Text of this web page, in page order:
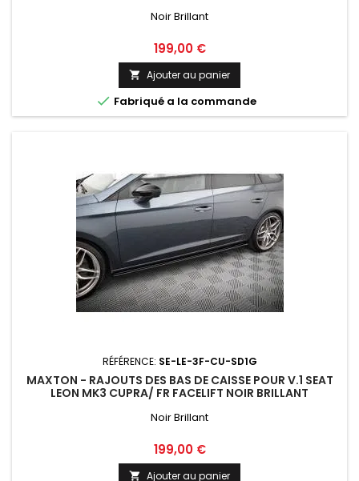
Noir Brillant
Prix
199,00 €
 Ajouter au panier
 Fabriqué a la commande
RÉFÉRENCE: SE-LE-3F-CU-SD1G
MAXTON - RAJOUTS DES BAS DE CAISSE POUR V.1 SEAT
LEON MK3 CUPRA/ FR FACELIFT NOIR BRILLANT
Noir Brillant
Prix
199,00 €
 Ajouter au panier